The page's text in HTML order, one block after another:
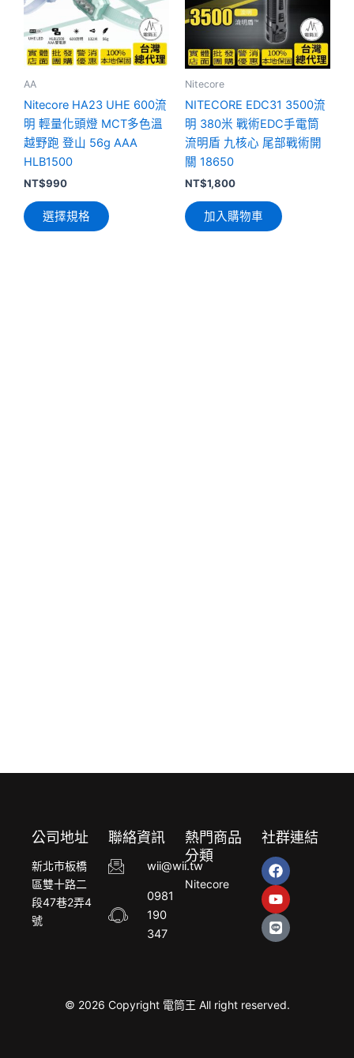
AA
Nitecore HA23 UHE 600流
明 輕量化頭燈 MCT多色溫
越野跑 登山 56g AAA
HLB1500
NT$990
選擇規格
多
種
款
式。
在
產
品
擇
Nitecore
NITECORE EDC31 3500流
明 380米 戰術EDC手電筒
流明盾 九核心 尾部戰術開
關 18650
NT$1,800
加入購物車
公司地址
新北市板橋
區雙十路二
段47巷2弄4
號
聯絡資訊
wii@wii.tw
0981
190
347
熱門商品
分類
Nitecore
社群連結
F
a
c
e
b
o
o
Y
o
u
t
u
b
e
L
i
n
e
© 2026 Copyright 電筒王 All right reserved.